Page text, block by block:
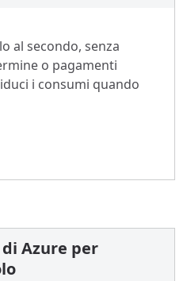
al secondo, senza
o pagamenti
i consumi quando
Azure per